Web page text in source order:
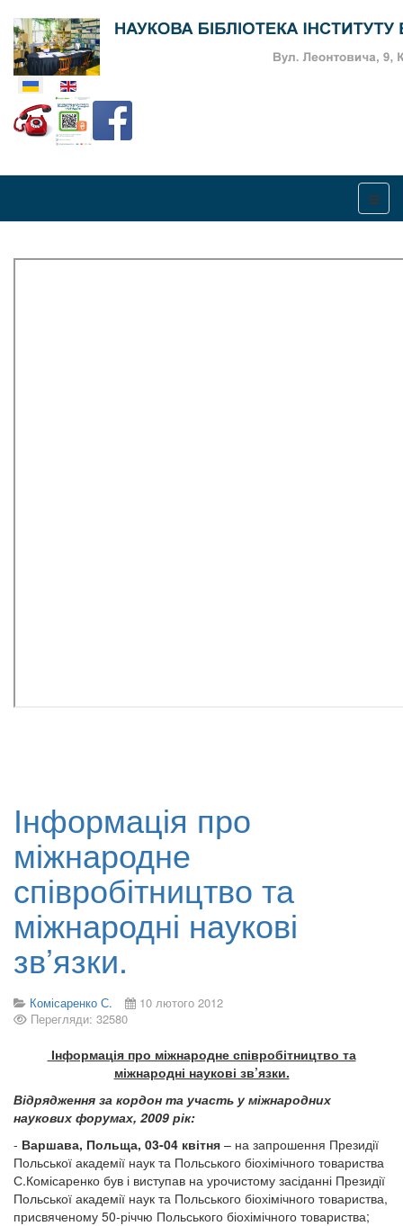
Оберіть свою мову
Інформація про
міжнародне
співробітництво та
міжнародні наукові
зв’язки.
Комісаренко С.
10 лютого 2012
Перегляди: 32580
Інформація про міжнародне співробітництво та
міжнародні наукові зв’язки.
Відрядження за кордон та участь у міжнародних
наукових форумах, 2009 рік:
- Варшава, Польща, 03-04 квітня – на запрошення Президії
Польської академії наук та Польського біохімічного товариства
С.Комісаренко був і виступав на урочистому засіданні Президії
Польської академії наук та Польського біохімічного товариства,
присвяченому 50-річчю Польського біохімічного товариства;